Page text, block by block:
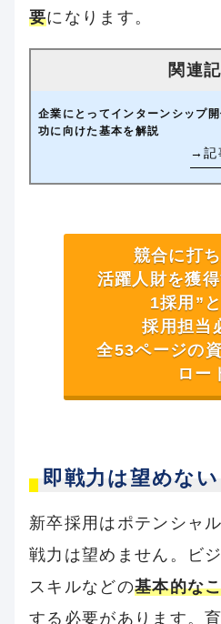
要になります。
企業にとってインターンシップ
功に向けた基本を解説
競合に打
活躍人財を獲
1採用”
採用担当
全53ページの
ロー
即戦力は望めない
新卒採用はポテンシャ
戦力は望めません。ビ
スキルなどの基本的な
する必要があります。